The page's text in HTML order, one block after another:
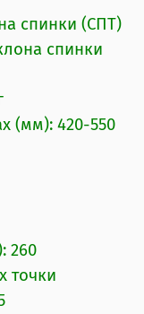
спинки (СПТ)
спинки
(мм): 420-550
260
точки